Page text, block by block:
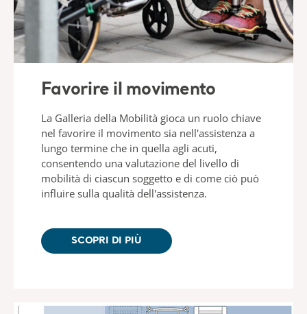
Favorire il movimento
La Galleria della Mobilità gioca un ruolo chiave
nel favorire il movimento sia nell'assistenza a
lungo termine che in quella agli acuti,
consentendo una valutazione del livello di
mobilità di ciascun soggetto e di come ciò può
influire sulla qualità dell'assistenza.
SCOPRI DI PIÙ